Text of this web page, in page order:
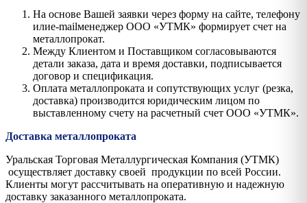
На основе Вашей заявки через форму на сайте, телефону
илиe-mailменеджер ООО «УТМК» формирует счет на
металлопрокат.
Между Клиентом и Поставщиком согласовываются
детали заказа, дата и время доставки, подписывается
договор и спецификация.
Оплата металлопроката и сопутствующих услуг (резка,
доставка) производится юридическим лицом по
выставленному счету на расчетный счет ООО «УТМК».
Доставка металлопроката
Уральская Торговая Металлургическая Компания (УТМК)
осуществляет доставку своей продукции по всей России.
Клиенты могут рассчитывать на оперативную и надежную
доставку заказанного металлопроката.